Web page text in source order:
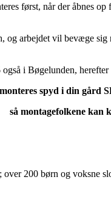
først, når der åbnes
og arbejdet vil bevæge
i Bøgelunden, herefter
spyd i din gård
så montagefolkene kan
200 børn og voksne